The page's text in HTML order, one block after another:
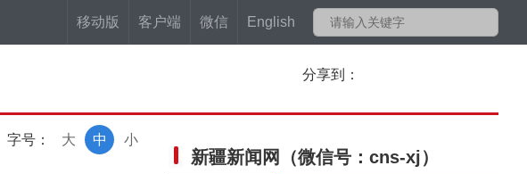
移动版 客户端 微信 English
分享到：
字号： 小
中
大
新疆新闻网 （微信号：cns-xj）